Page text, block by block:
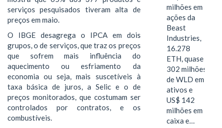
serviços pesquisados tiveram alta de
preços em maio.
O IBGE desagrega o IPCA em dois
grupos, o de serviços, que traz os preços
que sofrem mais influência do
aquecimento ou esfriamento da
economia ou seja, mais suscetíveis à
taxa básica de juros, a Selic e o de
preços monitorados, que costumam ser
controlados por contratos, e os
combustíveis.
milhões em
ações da
Beast
Industries,
16.278
ETH, quase
302 milhões
de WLD em
ativos e
US$ 142
milhões em
caixa e…